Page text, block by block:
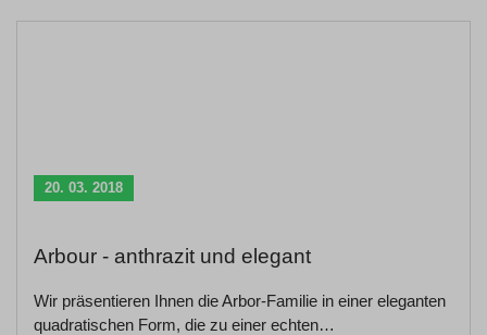
20. 03. 2018
Arbour - anthrazit und elegant
Wir präsentieren Ihnen die Arbor-Familie in einer eleganten
quadratischen Form, die zu einer echten…